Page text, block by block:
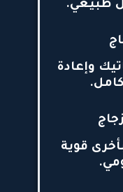
طبيعي.
وإعادة
قوية